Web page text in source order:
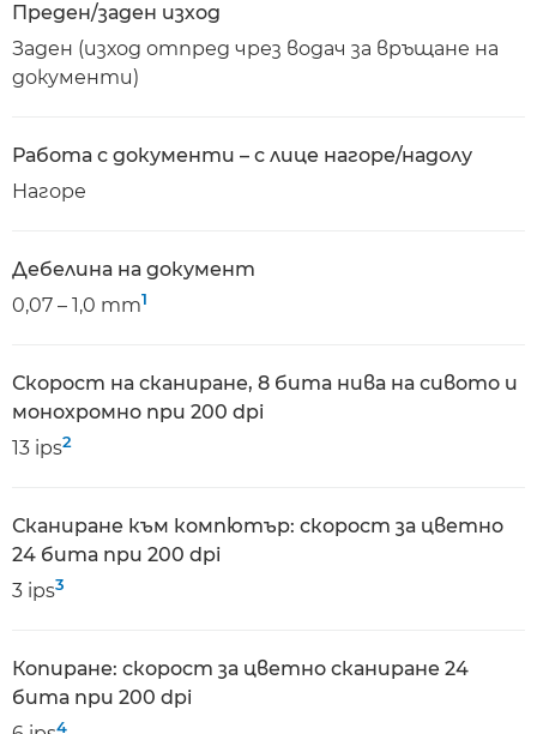
Преден/заден изход
Заден (изход отпред чрез водач за връщане на
документи)
Работа с документи – с лице нагоре/надолу
Нагоре
Дебелина на документ
0,07 – 1,0 mm1
Скорост на сканиране, 8 бита нива на сивото и
монохромно при 200 dpi
13 ips2
Сканиране към компютър: скорост за цветно
24 бита при 200 dpi
3 ips3
Копиране: скорост за цветно сканиране 24
бита при 200 dpi
4